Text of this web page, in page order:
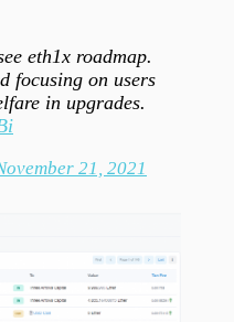
eth1x roadmap.
focusing on users
in upgrades.
21, 2021